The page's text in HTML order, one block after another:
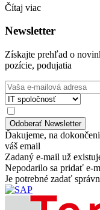
Čítaj viac
Newsletter
Získajte prehľad o
pozície, podujatia
Ďakujeme, na
váš email
Zadaný e-mail už
Nepodarilo sa pridať e-
Je potrebné zadať